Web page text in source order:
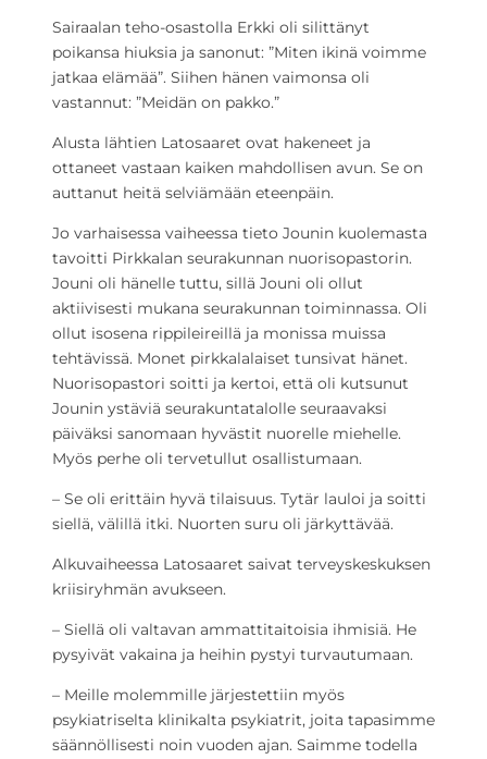
Sairaalan teho-osastolla Erkki oli silittänyt
poikansa hiuksia ja sanonut: ”Miten ikinä voimme
jatkaa elämää”. Siihen hänen vaimonsa oli
vastannut: ”Meidän on pakko.”
Alusta lähtien Latosaaret ovat hakeneet ja
ottaneet vastaan kaiken mahdollisen avun. Se on
auttanut heitä selviämään eteenpäin.
Jo varhaisessa vaiheessa tieto Jounin kuolemasta
tavoitti Pirkkalan seurakunnan nuorisopastorin.
Jouni oli hänelle tuttu, sillä Jouni oli ollut
aktiivisesti mukana seurakunnan toiminnassa. Oli
ollut isosena rippileireillä ja monissa muissa
tehtävissä. Monet pirkkalalaiset tunsivat hänet.
Nuorisopastori soitti ja kertoi, että oli kutsunut
Jounin ystäviä seurakuntatalolle seuraavaksi
päiväksi sanomaan hyvästit nuorelle miehelle.
Myös perhe oli tervetullut osallistumaan.
– Se oli erittäin hyvä tilaisuus. Tytär lauloi ja soitti
siellä, välillä itki. Nuorten suru oli järkyttävää.
Alkuvaiheessa Latosaaret saivat terveyskeskuksen
kriisiryhmän avukseen.
– Siellä oli valtavan ammattitaitoisia ihmisiä. He
pysyivät vakaina ja heihin pystyi turvautumaan.
– Meille molemmille järjestettiin myös
psykiatriselta klinikalta psykiatrit, joita tapasimme
säännöllisesti noin vuoden ajan. Saimme todella